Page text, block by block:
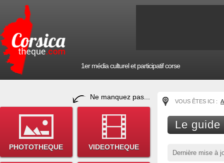
1er média culturel et participatif corse
Ne manquez pas...
PHOTOTHEQUE VIDEOTHEQUE
VOUS ÊTES ICI :
Le
Dernière mise à